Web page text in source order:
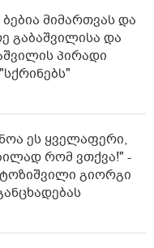
ბებია მიმართვას და
გაბაშვილისა და
პირადი
ეს ყვე­ლა­ფე­რი,
რომ ვთქვა!" -
გიორგი